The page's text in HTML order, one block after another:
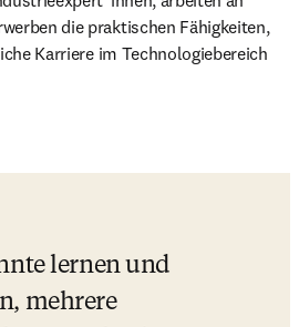
die praktischen Fähigkeiten,
Karriere im Technologiebereich
lernen und
mehrere